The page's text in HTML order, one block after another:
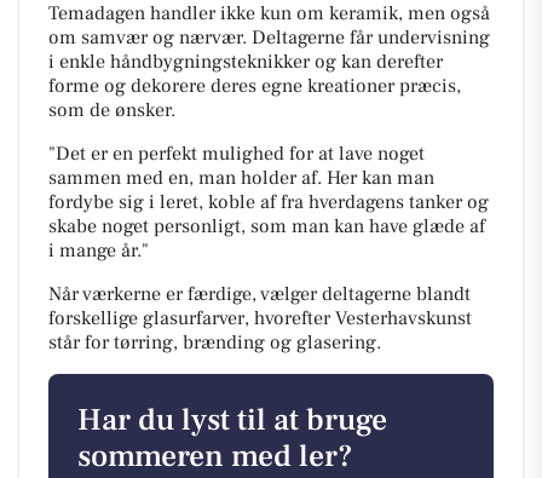
Temadagen handler ikke kun om keramik, men også
om samvær og nærvær. Deltagerne får undervisning
i enkle håndbygningsteknikker og kan derefter
forme og dekorere deres egne kreationer præcis,
som de ønsker.
"Det er en perfekt mulighed for at lave noget
sammen med en, man holder af. Her kan man
fordybe sig i leret, koble af fra hverdagens tanker og
skabe noget personligt, som man kan have glæde af
i mange år."
Når værkerne er færdige, vælger deltagerne blandt
forskellige glasurfarver, hvorefter Vesterhavskunst
står for tørring, brænding og glasering.
Har du lyst til at bruge
sommeren med ler?